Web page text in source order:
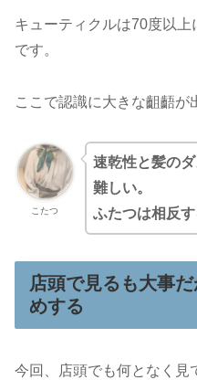
キューティクルは70度以上
です。
ここで認識に大きな齟齬が
こたつ
速乾性と髪の
難しい。
ふたつは相反
店頭で見るも大事
めする
今回、店頭でも何となく見